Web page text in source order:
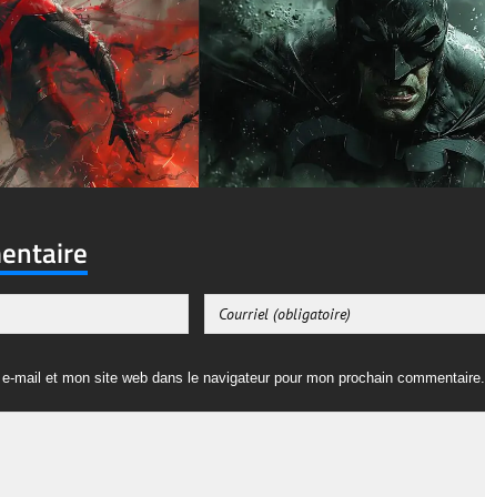
mail et mon site web dans le navigateur pour mon prochain commentaire.